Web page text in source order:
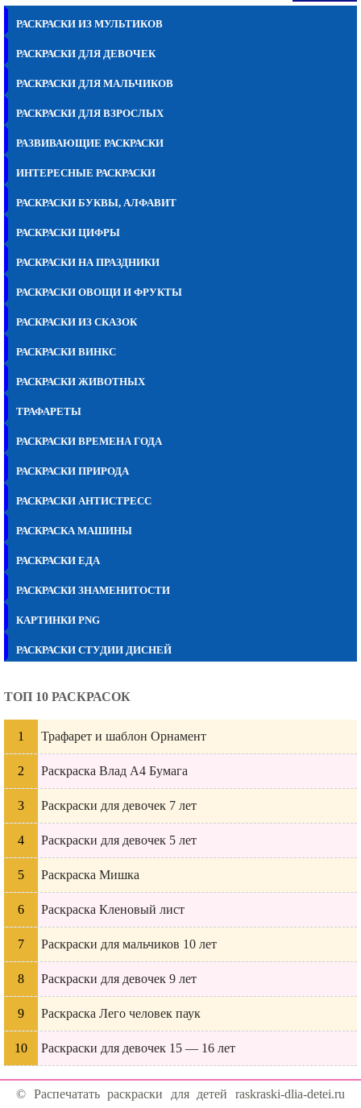
РАСКРАСКИ ИЗ МУЛЬТИКОВ
РАСКРАСКИ ДЛЯ ДЕВОЧЕК
РАСКРАСКИ ДЛЯ МАЛЬЧИКОВ
РАСКРАСКИ ДЛЯ ВЗРОСЛЫХ
РАЗВИВАЮЩИЕ РАСКРАСКИ
ИНТЕРЕСНЫЕ РАСКРАСКИ
РАСКРАСКИ БУКВЫ, АЛФАВИТ
РАСКРАСКИ ЦИФРЫ
РАСКРАСКИ НА ПРАЗДНИКИ
РАСКРАСКИ ОВОЩИ И ФРУКТЫ
РАСКРАСКИ ИЗ СКАЗОК
РАСКРАСКИ ВИНКС
РАСКРАСКИ ЖИВОТНЫХ
ТРАФАРЕТЫ
РАСКРАСКИ ВРЕМЕНА ГОДА
РАСКРАСКИ ПРИРОДА
РАСКРАСКИ АНТИСТРЕСС
РАСКРАСКА МАШИНЫ
РАСКРАСКИ ЕДА
РАСКРАСКИ ЗНАМЕНИТОСТИ
КАРТИНКИ PNG
РАСКРАСКИ СТУДИИ ДИСНЕЙ
ТОП 10 РАСКРАСОК
Трафарет и шаблон Орнамент
Раскраска Влад А4 Бумага
Раскраски для девочек 7 лет
Раскраски для девочек 5 лет
Раскраска Мишка
Раскраска Кленовый лист
Раскраски для мальчиков 10 лет
Раскраски для девочек 9 лет
Раскраска Лего человек паук
Раскраски для девочек 15 — 16 лет
© Распечатать раскраски для детей raskraski-dlia-detei.ru